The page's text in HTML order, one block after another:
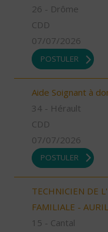
26 - Drôme
CDD
07/07/2026
POSTULER
Aide Soignant à
34 - Hérault
CDD
07/07/2026
POSTULER
TECHNICIEN DE
FAMILIALE -
15 - Cantal